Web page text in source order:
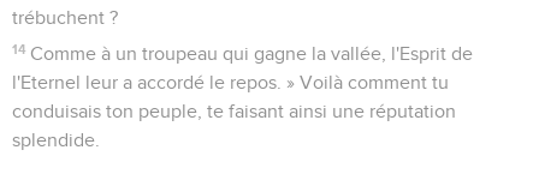
trébuchent ?
14 Comme à un troupeau qui gagne la vallée, l'Esprit de
l'Eternel leur a accordé le repos. » Voilà comment tu
conduisais ton peuple, te faisant ainsi une réputation
splendide.